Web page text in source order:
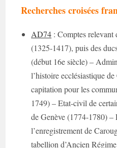
Recherches croisées
AD74 : Comptes relevant
(1325-1417), puis des
(début 16e siècle) –
l’histoire ecclésiastique
capitation pour les
1749) – Etat-civil de
de Genève (1774-1780) –
l’enregistrement de
tabellion d’Ancien